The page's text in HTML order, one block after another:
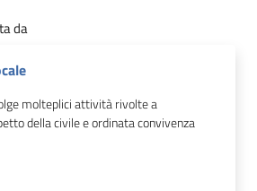
da
molteplici attività rivolte a
della civile e ordinata convivenza